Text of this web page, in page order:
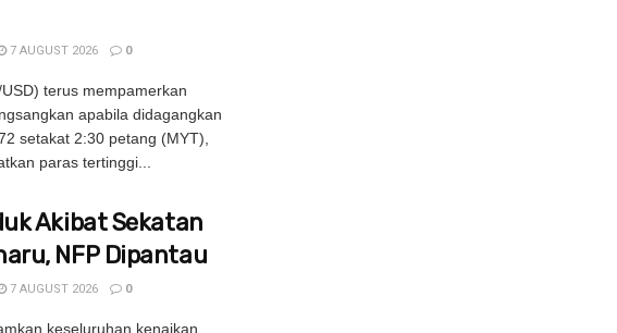
7 AUGUST 2026 0
terus mempamerkan
apabila didagangkan
setakat 2:30 petang (MYT),
paras tertinggi...
Akibat Sekatan
NFP Dipantau
7 AUGUST 2026 0
keseluruhan kenaikan